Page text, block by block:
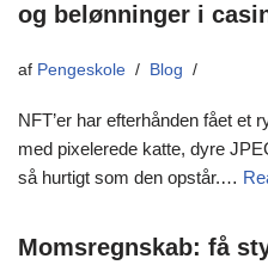
og belønninger i
af Pengeskole Blog
NFT’er har efterhånden fået et
med pixelerede katte, dyre
så hurtigt som den opstår.…
Momsregnskab: få